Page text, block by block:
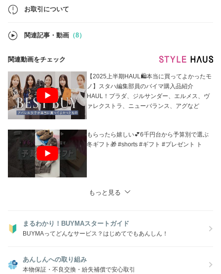
https://www.buyma.com/item/117827567/
お取引について
関連記事・動画 （8）
関連動画をチェック
【2025上半期HAUL🛍本当に買ってよかったモ
ノ】スタハ編集部員のバイマ購入品紹介
HAUL！プラダ、ジルサンダー、エルメス、ヴ
ァレクストラ、ニューバランス、アグなど
もらったら嬉しい💕6千円台から予算別で選ぶ
冬ギフト🎁 #shorts #ギフト #プレゼント ト
もっと見る
まるわかり！BUYMAスタートガイド
BUYMAってどんなサービス？はじめてでもあんしん！
あんしんへの取り組み
本物保証・不良交換・紛失補償で安心取引